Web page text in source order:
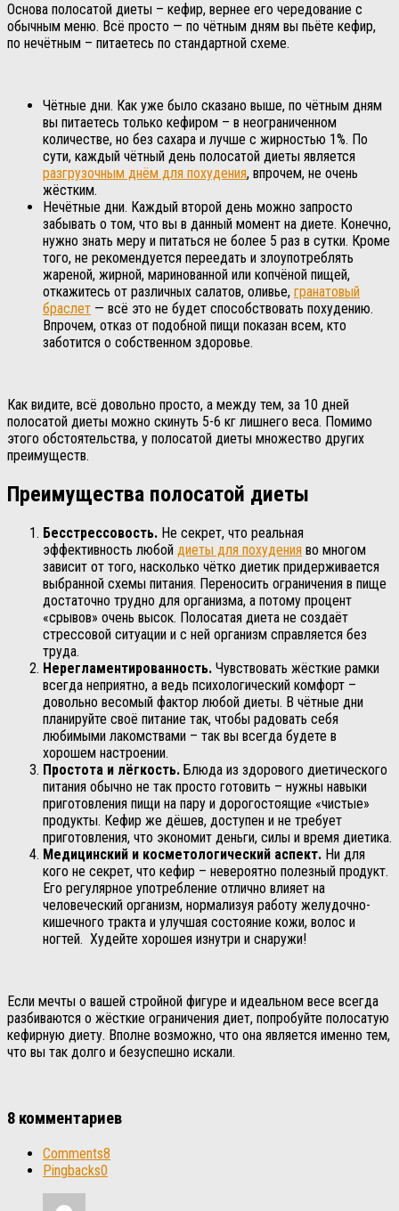
Основа полосатой диеты – кефир, вернее его чередование с
обычным меню. Всё просто — по чётным дням вы пьёте кефир,
по нечётным – питаетесь по стандартной схеме.
Чётные дни. Как уже было сказано выше, по чётным дням
вы питаетесь только кефиром – в неограниченном
количестве, но без сахара и лучше с жирностью 1%. По
сути, каждый чётный день полосатой диеты является
разгрузочным днём для похудения, впрочем, не очень
жёстким.
Нечётные дни. Каждый второй день можно запросто
забывать о том, что вы в данный момент на диете. Конечно,
нужно знать меру и питаться не более 5 раз в сутки. Кроме
того, не рекомендуется переедать и злоупотреблять
жареной, жирной, маринованной или копчёной пищей,
откажитесь от различных салатов, оливье, гранатовый
браслет — всё это не будет способствовать похудению.
Впрочем, отказ от подобной пищи показан всем, кто
заботится о собственном здоровье.
Как видите, всё довольно просто, а между тем, за 10 дней
полосатой диеты можно скинуть 5-6 кг лишнего веса. Помимо
этого обстоятельства, у полосатой диеты множество других
преимуществ.
Преимущества полосатой диеты
Бесстрессовость. Не секрет, что реальная
эффективность любой диеты для похудения во многом
зависит от того, насколько чётко диетик придерживается
выбранной схемы питания. Переносить ограничения в пище
достаточно трудно для организма, а потому процент
«срывов» очень высок. Полосатая диета не создаёт
стрессовой ситуации и с ней организм справляется без
труда.
Нерегламентированность. Чувствовать жёсткие рамки
всегда неприятно, а ведь психологический комфорт –
довольно весомый фактор любой диеты. В чётные дни
планируйте своё питание так, чтобы радовать себя
любимыми лакомствами – так вы всегда будете в
хорошем настроении.
Простота и лёгкость. Блюда из здорового диетического
питания обычно не так просто готовить – нужны навыки
приготовления пищи на пару и дорогостоящие «чистые»
продукты. Кефир же дёшев, доступен и не требует
приготовления, что экономит деньги, силы и время диетика.
Медицинский и косметологический аспект. Ни для
кого не секрет, что кефир – невероятно полезный продукт.
Его регулярное употребление отлично влияет на
человеческий организм, нормализуя работу желудочно-
кишечного тракта и улучшая состояние кожи, волос и
ногтей. Худейте хорошея изнутри и снаружи!
Если мечты о вашей стройной фигуре и идеальном весе всегда
разбиваются о жёсткие ограничения диет, попробуйте полосатую
кефирную диету. Вполне возможно, что она является именно тем,
что вы так долго и безуспешно искали.
8 комментариев
Comments8
Pingbacks0